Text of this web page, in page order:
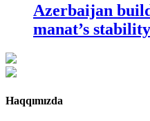
Azerbaijan
manat’s
Haqqımızda